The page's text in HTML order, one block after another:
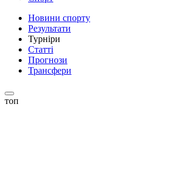
Новини спорту
Результати
Турніри
Статті
Прогнози
Трансфери
топ